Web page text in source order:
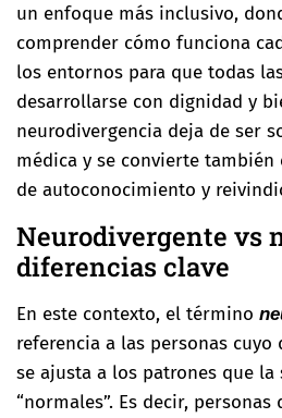
un enfoque más inclusivo,
comprender cómo funciona
los entornos para que todas
desarrollarse con dignidad y
neurodivergencia deja de ser
médica y se convierte
de autoconocimiento y
Neurodivergente vs
diferencias clave
En este contexto, el término
referencia a las personas
se ajusta a los patrones que la
“normales”. Es decir,